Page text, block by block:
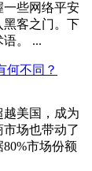
一些网络平安
黑客之门。下
。 ...
何不同？
美国，成为
场也带动了
市场份额